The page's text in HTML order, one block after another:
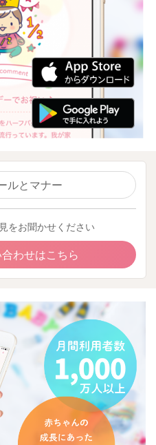
ルとマナー
をお聞かせください
わせはこちら